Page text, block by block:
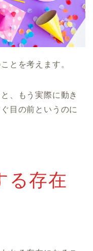
とを考えます。
、もう実際に動き
目の前というのに
る存在